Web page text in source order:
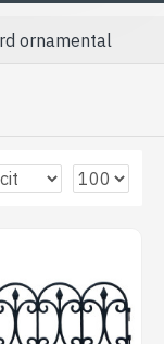
ornamental